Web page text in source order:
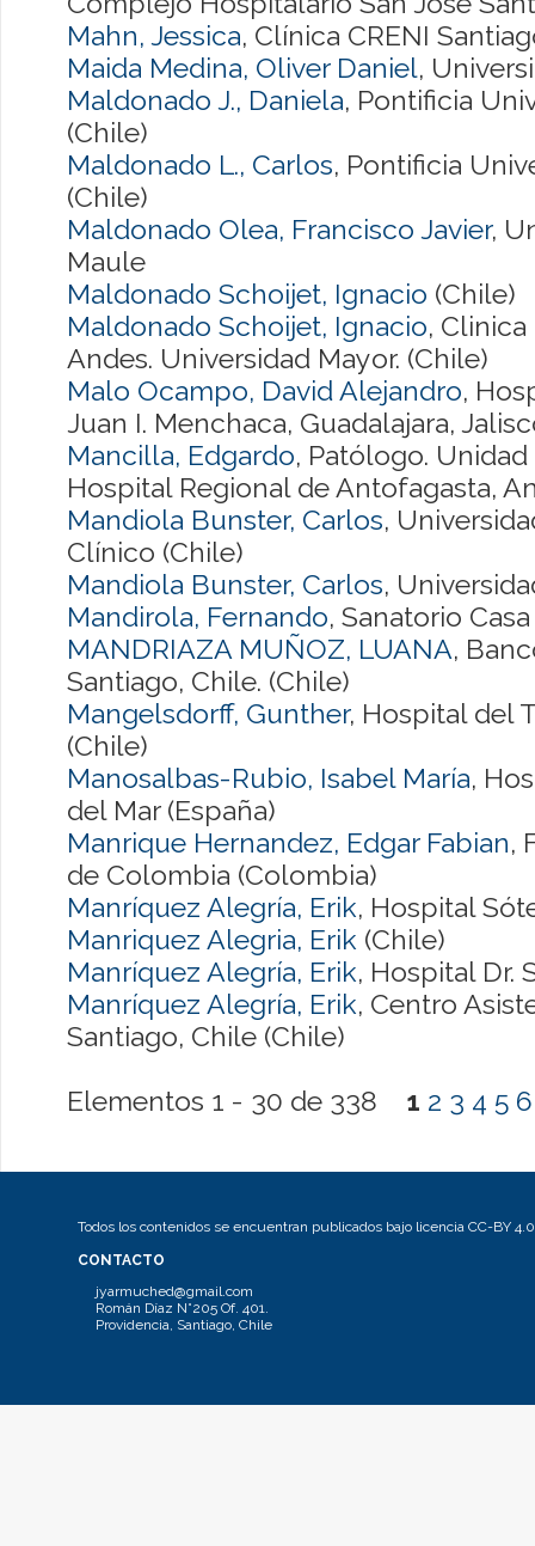
Mahn, Jessica, Clínica CRENI
Maida Medina, Oliver Daniel,
Maldonado J., Daniela, Pontificia
(Chile)
Maldonado L., Carlos, Pontificia
(Chile)
Maldonado Olea, Francisco Javier,
Maule
Maldonado Schoijet, Ignacio (Chile)
Maldonado Schoijet, Ignacio,
Andes. Universidad Mayor. (Chile)
Malo Ocampo, David Alejandro,
Juan I. Menchaca, Guadalajara,
Mancilla, Edgardo, Patólogo.
Hospital Regional de Antofagasta,
Mandiola Bunster, Carlos,
Clínico (Chile)
Mandiola Bunster, Carlos,
Mandirola, Fernando, Sanatorio
MANDRIAZA MUÑOZ, LUANA,
Santiago, Chile. (Chile)
Mangelsdorff, Gunther, Hospital del
(Chile)
Manosalbas-Rubio, Isabel María,
del Mar (España)
Manrique Hernandez, Edgar Fabian,
de Colombia (Colombia)
Manríquez Alegría, Erik, Hospital
Manriquez Alegria, Erik (Chile)
Manríquez Alegría, Erik, Hospital Dr.
Manríquez Alegría, Erik, Centro
Santiago, Chile (Chile)
Elementos 1 - 30 de 338 1 2 3 4 5 6
Todos los contenidos se encuentran publicados bajo licencia CC-BY 4.0
CONTACTO
jyarmuched@gmail.com
Román Díaz N°205 Of. 401.
Providencia, Santiago, Chile